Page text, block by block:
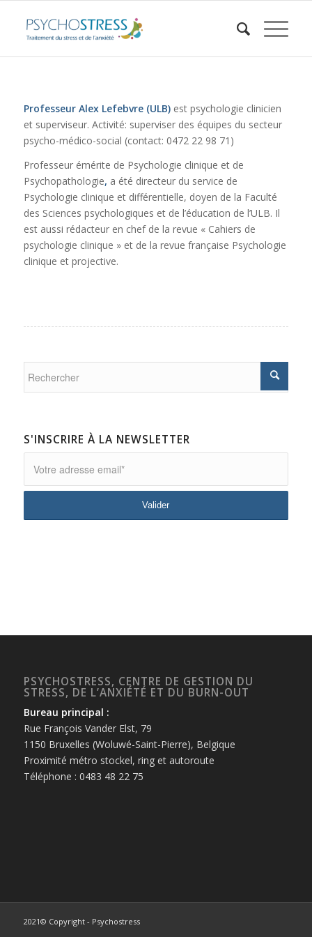
Professeur Alex Lefebvre (ULB)est psychologie clinicien
et superviseur. Activité: superviser des équipes du secteur
psycho-médico-social (contact: 0472 22 98 71)
Professeur émérite de Psychologie clinique et de
Psychopathologie, a été directeur du service de
Psychologie clinique et différentielle, doyen de la Faculté
des Sciences psychologiques et de l’éducation de l’ULB. Il
est aussi rédacteur en chef de la revue « Cahiers de
psychologie clinique » et de la revue française Psychologie
clinique et projective.
S'INSCRIRE À LA NEWSLETTER
PSYCHOSTRESS, CENTRE DE GESTION DU
STRESS, DE L’ANXIÉTÉ ET DU BURN-OUT
Bureau principal :
Rue François Vander Elst, 79
1150 Bruxelles (Woluwé-Saint-Pierre), Belgique
Proximité métro stockel, ring et autoroute
Téléphone : 0483 48 22 75
2021© Copyright - Psychostress